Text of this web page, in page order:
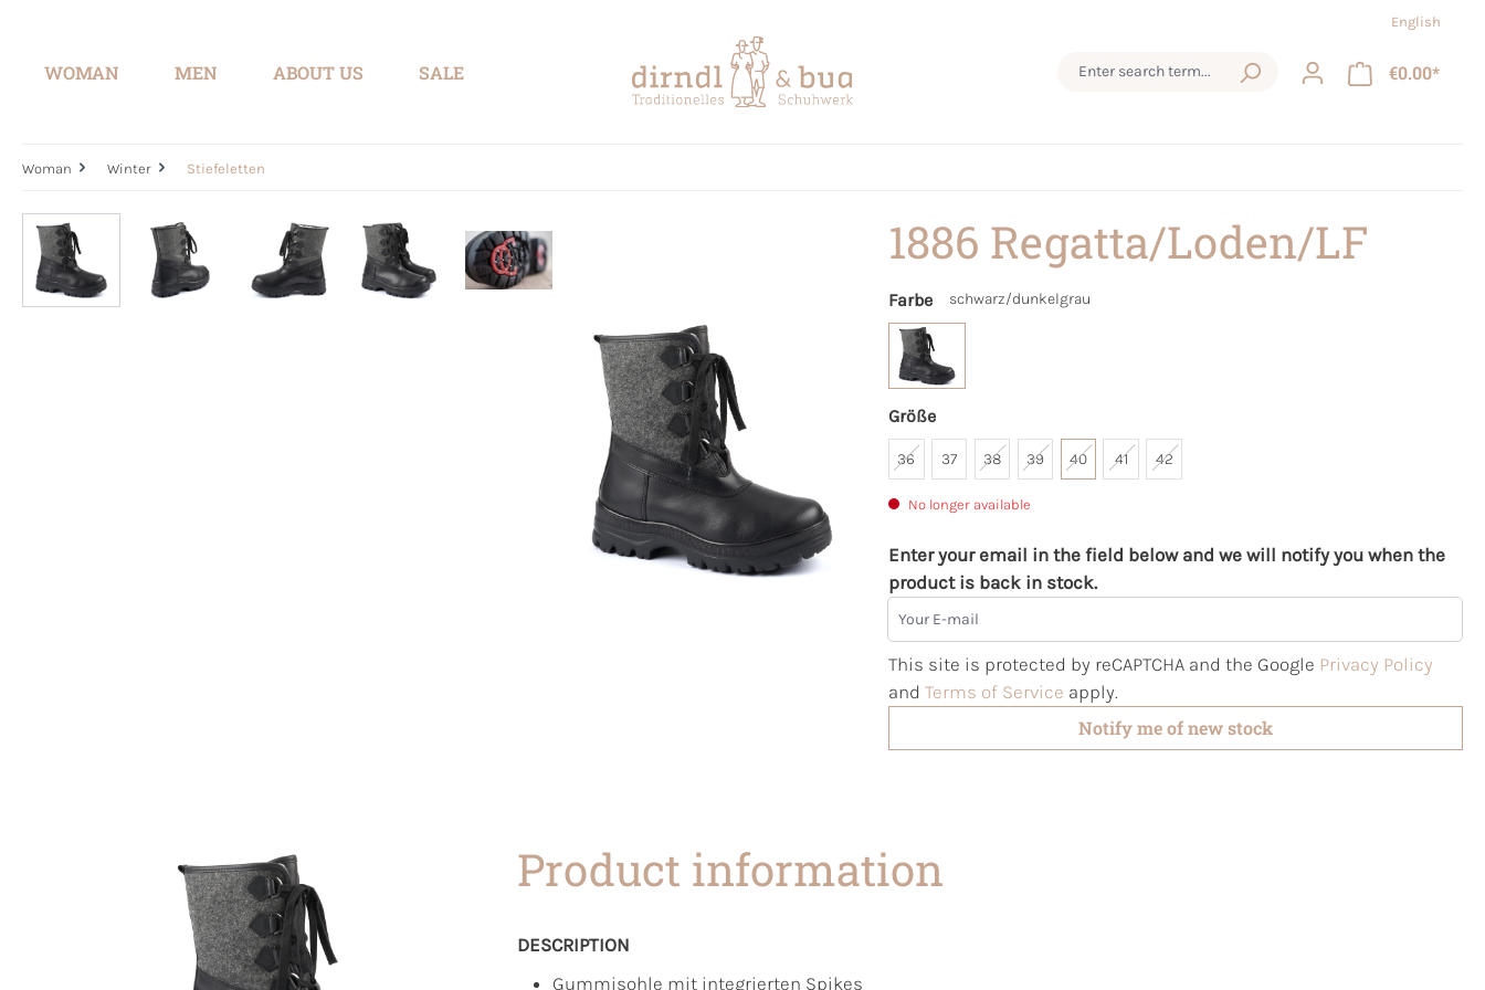
English
WOMAN MEN ABOUT US SALE €0.00*
Woman Winter Stiefeletten
Skip image gallery 1886 Regatta/Loden/LF
Farbe schwarz/dunkelgrau
Größe
36 37 38 39 40 41 42
No longer available
Enter your email in the field below and we will notify you when the
product is back in stock.
Your E-mail
This site is protected by reCAPTCHA and the Google Privacy Policy
and Terms of Service apply.
Notify me of new stock
Product information
DESCRIPTION
Gummisohle mit integrierten Spikes